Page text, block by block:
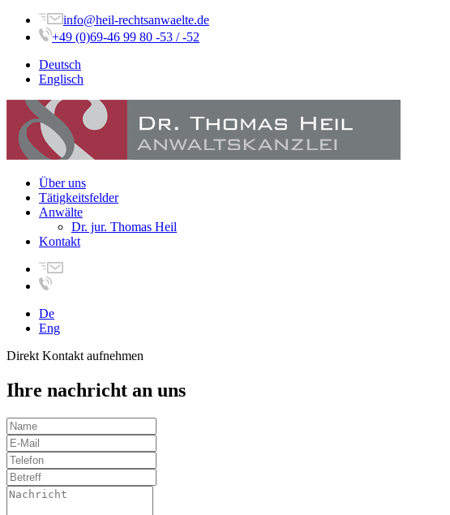
info@heil-rechtsanwaelte.de
+49 (0)69-46 99 80 -53 / -52
Deutsch
Englisch
Über uns
Tätigkeitsfelder
Anwälte
Dr. jur. Thomas Heil
Kontakt
De
Eng
Direkt Kontakt aufnehmen
Ihre nachricht an uns